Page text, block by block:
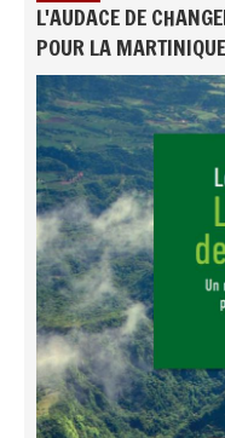
L'AUDACE DE
POUR LA